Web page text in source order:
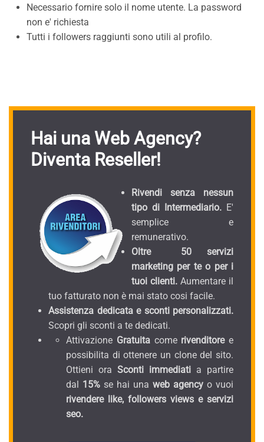
Necessario fornire solo il nome utente. La password
non e' richiesta
Tutti i followers raggiunti sono utili al profilo.
Hai una Web Agency?
Diventa Reseller!
Rivendi senza nessun
tipo di Intermediario. E'
semplice e
remunerativo.
Oltre 50 servizi
marketing per te o per i
tuoi clienti. Aumentare il
tuo fatturato non è mai stato cosi facile.
Assistenza dedicata e sconti personalizzati.
Scopri gli sconti a te dedicati.
Attivazione Gratuitacomerivenditoree
possibilita di ottenere un clone del sito.
Ottieni ora Sconti immediati a partire
dal 15% se hai una web agency o vuoi
rivendere like, followers views e servizi
seo.